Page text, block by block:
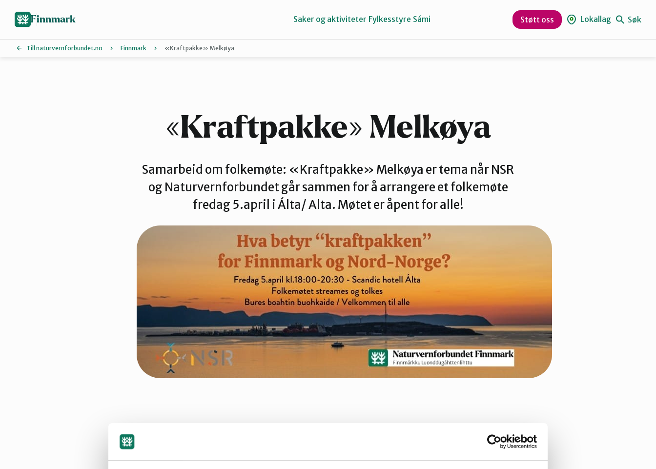
hovedinnhold
Tana og Varanger
Finnmark Saker og aktiviteter Fylkesstyre Sámi Støtt oss Lokallag Søk
Till naturvernforbundet.no Finnmark «Kraftpakke» Melkøya
«Kraftpakke» Melkøya
Samarbeid om folkemøte: «Kraftpakke» Melkøya er tema når NSR
og Naturvernforbundet går sammen for å arrangere et folkemøte
fredag 5.april i Álta/ Alta. Møtet er åpent for alle!
Over 20 nye vindindustriprosjekter dukket opp som troll av eske, for at Equinor